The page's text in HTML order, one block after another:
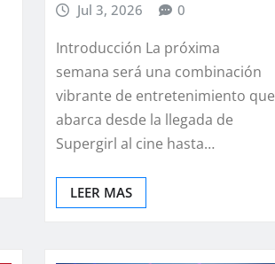
Jul 3, 2026 0
Introducción La próxima
semana será una combinación
vibrante de entretenimiento que
abarca desde la llegada de
Supergirl al cine hasta…
LEER MAS